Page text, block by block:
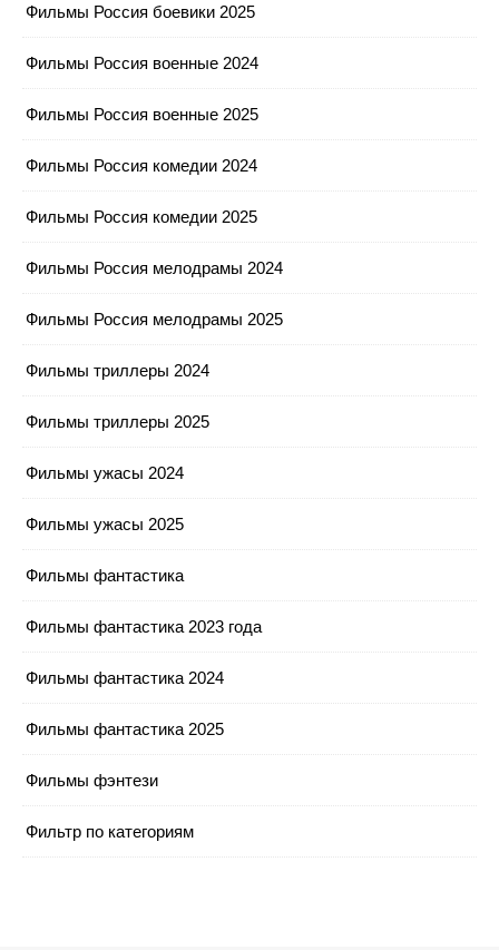
Фильмы Россия боевики 2025
Фильмы Россия военные 2024
Фильмы Россия военные 2025
Фильмы Россия комедии 2024
Фильмы Россия комедии 2025
Фильмы Россия мелодрамы 2024
Фильмы Россия мелодрамы 2025
Фильмы триллеры 2024
Фильмы триллеры 2025
Фильмы ужасы 2024
Фильмы ужасы 2025
Фильмы фантастика
Фильмы фантастика 2023 года
Фильмы фантастика 2024
Фильмы фантастика 2025
Фильмы фэнтези
Фильтр по категориям